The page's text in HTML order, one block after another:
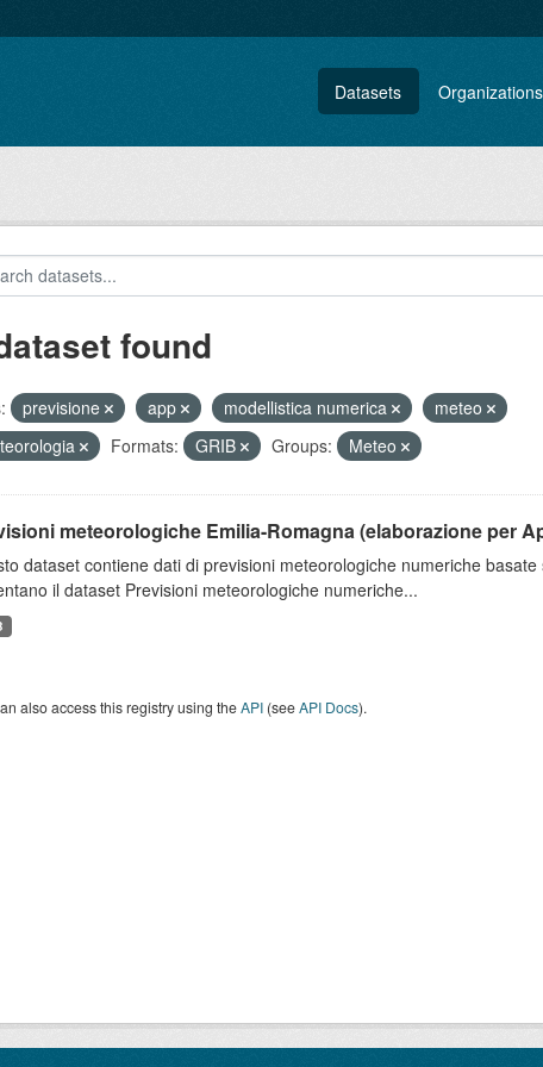
Datasets Organizations
found
previsione app modellistica numerica
meteo
Formats: GRIB Groups: Meteo
meteorologiche Emilia-Romagna (elaborazione per
dataset contiene dati di previsioni meteorologiche numeriche
il dataset Previsioni meteorologiche numeriche...
also access this registry using theAPI(seeAPI Docs).